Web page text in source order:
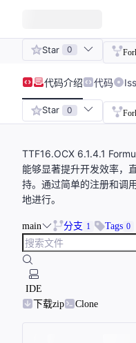
Star 0
代码介绍 代码
Star 0
TTF16.OCX 6.1.4.1
能够显著提升开发效率，
持。通过简单的注册和调
地进行。
main 分支 1 Tags 0
IDE
下载zip
Clone